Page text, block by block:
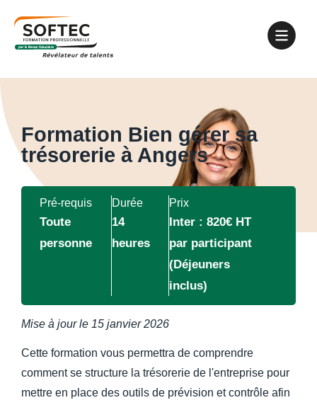
Formation Bien gérer sa
trésorerie à Angers
Pré-requis
Toute
personne
Durée
14
heures
Prix
Inter : 820€ HT
par participant
(Déjeuners
inclus)
Mise à jour le 15 janvier 2026
Cette formation vous permettra de comprendre
comment se structure la trésorerie de l'entreprise pour
mettre en place des outils de prévision et contrôle afin